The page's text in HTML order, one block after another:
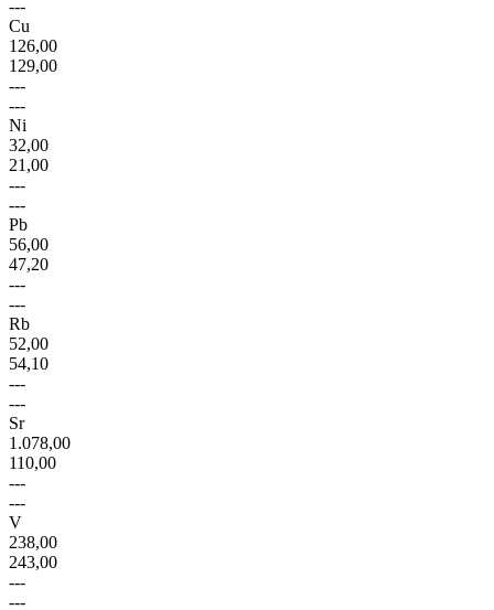
---
Cu
126,00
129,00
---
---
Ni
32,00
21,00
---
---
Pb
56,00
47,20
---
---
Rb
52,00
54,10
---
---
Sr
1.078,00
110,00
---
---
V
238,00
243,00
---
---